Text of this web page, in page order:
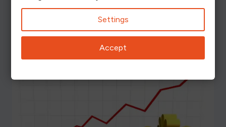
Settings
Accept